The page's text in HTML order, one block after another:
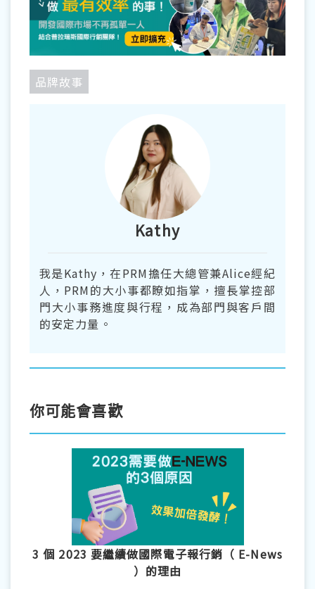
延伸閱讀：塑膠回收的幕後功臣，久鼎機械
以客製化能力成為客戶信賴的優秀製造商
延伸閱讀：
品牌故事
Kathy
我是Kathy，在PRM擔任大總管兼Alice經紀
人，PRM的大小事都瞭如指掌，擅長掌控部
門大小事務進度與行程，成為部門與客戶間
的安定力量。
你可能會喜歡
3 個 2023 要繼續做國際電子報行銷（ E-News
）的理由